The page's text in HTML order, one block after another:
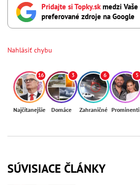
Pridajte si Topky.skmedzi Vaše
preferované zdroje na Google
Nahlásiť chybu
16
Najčítanejšie
3
Domáce
6
Zahraničné
5
Prominenti
SÚVISIACE ČLÁNKY